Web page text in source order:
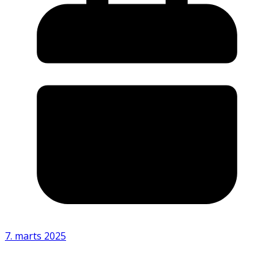
7. marts 2025